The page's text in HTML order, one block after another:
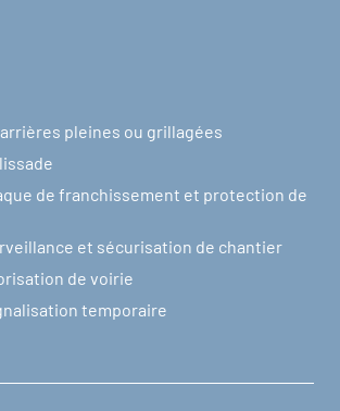
pleines ou grillagées
de franchissement et protection de
et sécurisation de chantier
de voirie
temporaire